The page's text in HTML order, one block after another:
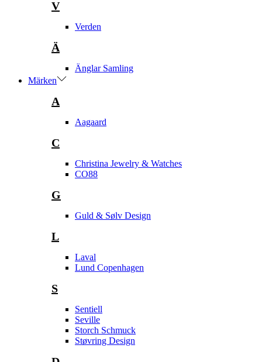
V
Verden
Ä
Änglar Samling
Märken
A
Aagaard
C
Christina Jewelry & Watches
CO88
G
Guld & Sølv Design
L
Laval
Lund Copenhagen
S
Sentiell
Seville
Storch Schmuck
Støvring Design